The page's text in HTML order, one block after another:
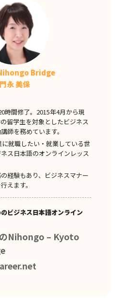
Bridge
門永 美保
時間修了。2015年4月から現
留学生を対象としたビジネス
師を務めています。
就職したい・就業している世
ス日本語のオンラインレッス
経験もあり、ビジネスマナー
えます。
ビジネス日本語オンライン
Nihongo – Kyoto